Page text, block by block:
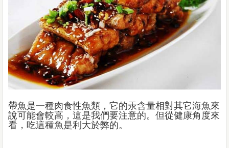
帶魚是一種肉食性魚類，它的汞含量相對其它海魚來
說可能會較高，這是我們要注意的。但從健康角度來
看，吃這種魚是利大於弊的。